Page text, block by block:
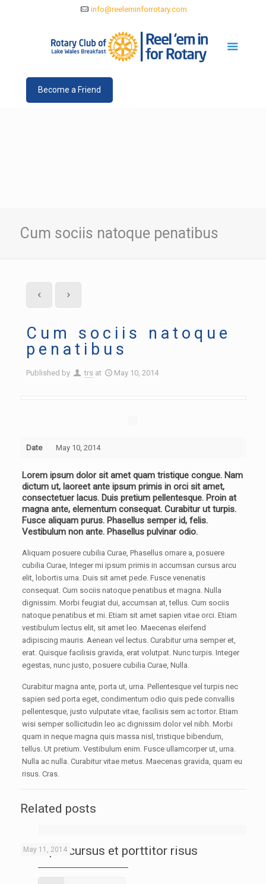
info@reeleminforrotary.com
Become a Friend
Cum sociis natoque penatibus
Cum sociis natoque
penatibus
Published by trs at May 10, 2014
Date May 10, 2014
Lorem ipsum dolor sit amet quam tristique congue. Nam
dictum ut, laoreet ante ipsum primis in orci sit amet,
consectetuer lacus. Duis pretium pellentesque. Proin at
magna ante, elementum consequat. Curabitur ut turpis.
Fusce aliquam purus. Phasellus semper id, felis.
Vestibulum non ante. Phasellus pulvinar odio.
Aliquam posuere cubilia Curae, Phasellus ornare a, posuere
cubilia Curae, Integer mi ipsum primis in accumsan cursus arcu
elit, lobortis urna. Duis sit amet pede. Fusce venenatis
consequat. Cum sociis natoque penatibus et magna. Nulla
dignissim. Morbi feugiat dui, accumsan at, tellus. Cum sociis
natoque penatibus et mi. Etiam sit amet sapien vitae orci. Etiam
vestibulum lectus elit, sit amet leo. Maecenas eleifend
adipiscing mauris. Aenean vel lectus. Curabitur urna semper et,
erat. Quisque facilisis gravida, erat volutpat. Nunc turpis. Integer
egestas, nunc justo, posuere cubilia Curae, Nulla.
Curabitur magna ante, porta ut, urna. Pellentesque vel turpis nec
sapien sed porta eget, condimentum odio quis pede convallis
pellentesque, justo vulputate vitae, facilisis sem ac tortor. Etiam
wisi semper sollicitudin leo ac dignissim dolor vel nibh. Morbi
quam in neque magna quis massa nisl, tristique bibendum,
tellus. Ut pretium. Vestibulum enim. Fusce ullamcorper ut, urna.
Nulla ac nulla. Curabitur vitae metus. Maecenas gravida, quam eu
risus. Cras.
Related posts
May 11, 2014
Quisque cursus et porttitor risus